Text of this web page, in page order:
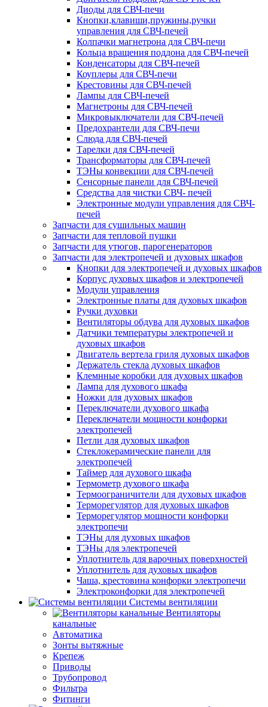
Диоды для СВЧ-печи
Кнопки,клавиши,пружины,ручки
управления для СВЧ-печей
Колпачки магнетрона для СВЧ-печи
Кольца вращения поддона для СВЧ-печей
Конденсаторы для СВЧ-печей
Коуплеры для СВЧ-печи
Крестовины для СВЧ-печей
Лампы для СВЧ-печей
Магнетроны для СВЧ-печей
Микровыключатели для СВЧ-печей
Предохрантели для СВЧ-печи
Слюда для СВЧ-печей
Тарелки для СВЧ-печей
Трансформаторы для СВЧ-печей
ТЭНы конвекции для СВЧ-печей
Сенсорные панели для СВЧ-печей
Средства для чистки СВЧ- печей
Электронные модули управления для СВЧ-
печей
Запчасти для сушильных машин
Запчасти для тепловой пушки
Запчасти для утюгов, парогенераторов
Запчасти для электропечей и духовых шкафов
Кнопки для электропечей и духовых шкафов
Корпус духовых шкафов и электропечей
Модули управления
Электронные платы для духовых шкафов
Ручки духовки
Вентиляторы обдува для духовых шкафов
Датчики температуры электропечей и
духовых шкафов
Двигатель вертела гриля духовых шкафов
Держатель стекла духовых шкафов
Клемнные коробки для духовых шкафов
Лампа для духового шкафа
Ножки для духовых шкафов
Переключатели духового шкафа
Переключатели мощности конфорки
электропечей
Петли для духовых шкафов
Стеклокерамические панели для
электропечей
Таймер для духового шкафа
Термометр духового шкафа
Термоограничители для духовых шкафов
Терморегулятор для духовых шкафов
Терморегулятор мощности конфорки
электропечи
ТЭНы для духовых шкафов
ТЭНы для электропечей
Уплотнитель для варочных поверхностей
Уплотнитель для духовых шкафов
Чаша, крестовина конфорки электропечи
Электроконфорки для электропечей
Системы вентиляции
Вентиляторы
канальные
Автоматика
Зонты вытяжные
Крепеж
Приводы
Трубопровод
Фильтра
Фитинги